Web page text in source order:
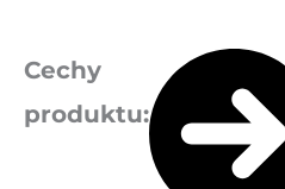
Cechy
produktu: